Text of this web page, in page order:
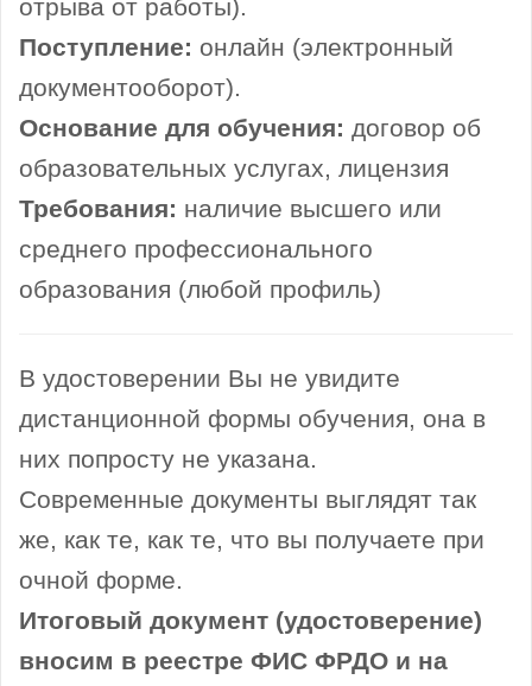
отрыва от работы).
Поступление: онлайн (электронный
документооборот).
Основание для обучения: договор об
образовательных услугах, лицензия
Требования: наличие высшего или
среднего профессионального
образования (любой профиль)
В удостоверении Вы не увидите
дистанционной формы обучения, она в
них попросту не указана.
Современные документы выглядят так
же, как те, как те, что вы получаете при
очной форме.
Итоговый документ (удостоверение)
вносим в реестре ФИС ФРДО и на